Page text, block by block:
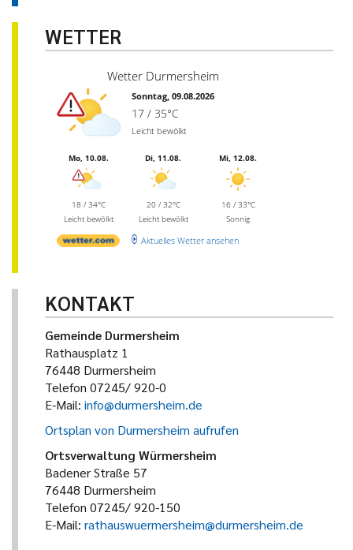
WETTER
Wetter Durmersheim
Sonntag, 09.08.2026
17 / 35°C
Leicht bewölkt
Mo, 10.08.
18 / 34°C
Leicht bewölkt
Di, 11.08.
20 / 32°C
Leicht bewölkt
Mi, 12.08.
16 / 33°C
Sonnig
Aktuelles Wetter ansehen
KONTAKT
Gemeinde Durmersheim
Rathausplatz 1
76448 Durmersheim
Telefon 07245/ 920-0
E-Mail: info@durmersheim.de
Ortsplan von Durmersheim aufrufen
Ortsverwaltung Würmersheim
Badener Straße 57
76448 Durmersheim
Telefon 07245/ 920-150
E-Mail: rathauswuermersheim@durmersheim.de